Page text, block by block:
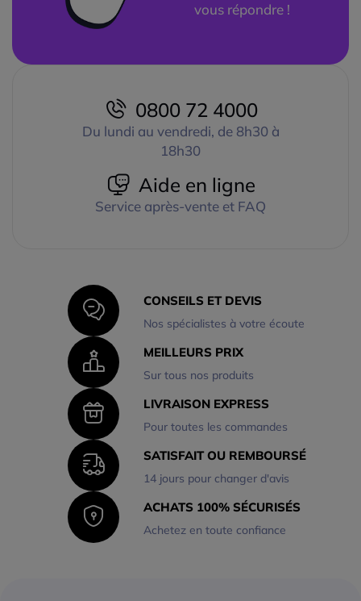
vous répondre !
0800 72 4000
Du lundi au vendredi, de 8h30 à
18h30
Aide en ligne
Service après-vente et FAQ
CONSEILS ET DEVIS
Nos spécialistes à votre écoute
MEILLEURS PRIX
Sur tous nos produits
LIVRAISON EXPRESS
Pour toutes les commandes
SATISFAIT OU REMBOURSÉ
14 jours pour changer d'avis
ACHATS 100% SÉCURISÉS
Achetez en toute confiance